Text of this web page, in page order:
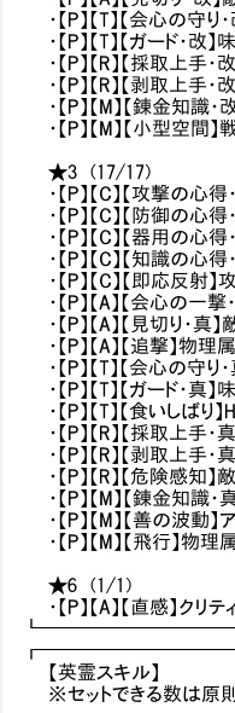
・【P】【T】【会心の守
・【P】【T】【ガード・
・【P】【R】【採取上手
・【P】【R】【剥取上手
・【P】【M】【錬金知識
・【P】【M】【小型空
★3 (17/17)
・【P】【C】【攻撃の心
・【P】【C】【防御の心
・【P】【C】【器用の心
・【P】【C】【知識の心
・【P】【C】【即応反射
・【P】【A】【会心の一
・【P】【A】【見切り
・【P】【A】【追撃】物
・【P】【T】【会心の守
・【P】【T】【ガード・
・【P】【T】【食いしば
・【P】【R】【採取上手
・【P】【R】【剥取上手
・【P】【R】【危険感知
・【P】【M】【錬金知識
・【P】【M】【善の波動
・【P】【M】【飛行】
★6 (1/1)
・【P】【A】【直感】
【英霊スキル】
※セットできる数は原則